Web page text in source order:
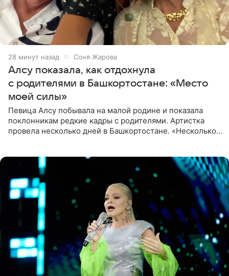
29 минут назад Соня Жарова
Алсу показала, как отдохнула
с родителями в Башкортостане: «Место
моей силы»
Певица Алсу побывала на малой родине и показала
поклонникам редкие кадры с родителями. Артистка
провела несколько дней в Башкортостане. «Несколько